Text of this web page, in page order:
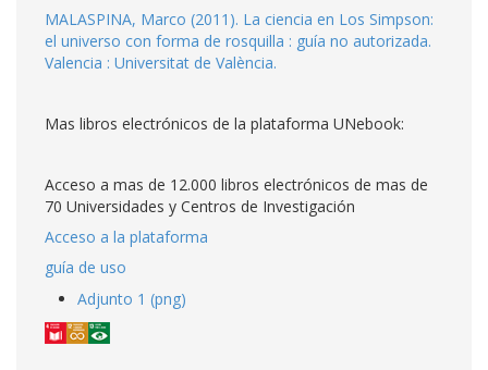
MALASPINA, Marco (2011). La ciencia en Los Simpson:
el universo con forma de rosquilla : guía no autorizada.
Valencia : Universitat de València.
Mas libros electrónicos de la plataforma UNebook:
Acceso a mas de 12.000 libros electrónicos de mas de
70 Universidades y Centros de Investigación
Acceso a la plataforma
guía de uso
Adjunto 1 (png)